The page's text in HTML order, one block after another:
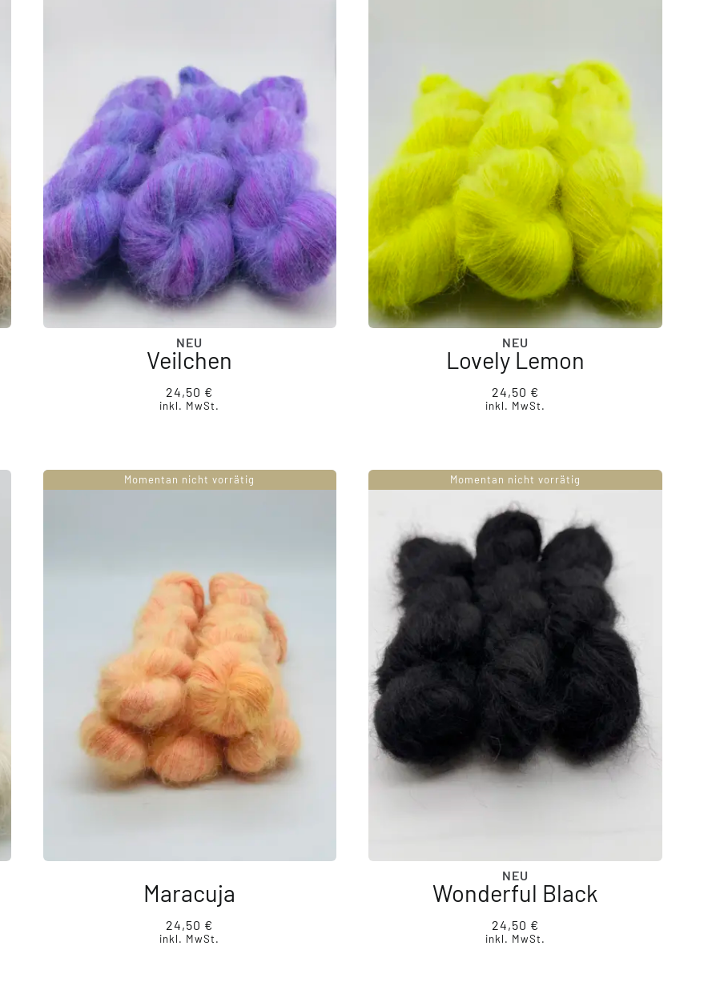
NEU
Veilchen
24,50 €
inkl. MwSt.
NEU
Lovely Lemon
24,50 €
inkl. MwSt.
Momentan nicht vorrätig
Maracuja
24,50 €
inkl. MwSt.
Momentan nicht vorrätig
NEU
Wonderful Black
24,50 €
inkl. MwSt.